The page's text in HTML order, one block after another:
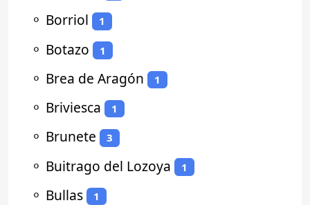
⚬ Borriol 1
⚬ Botazo 1
⚬ Brea de Aragón 1
⚬ Briviesca 1
⚬ Brunete 3
⚬ Buitrago del Lozoya 1
⚬ Bullas 1